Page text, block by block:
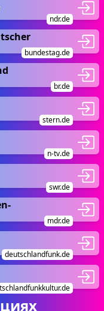
ndr.de
bundestag.de
br.de
stern.de
n-tv.de
swr.de
mdr.de
deutschlandfunk.de